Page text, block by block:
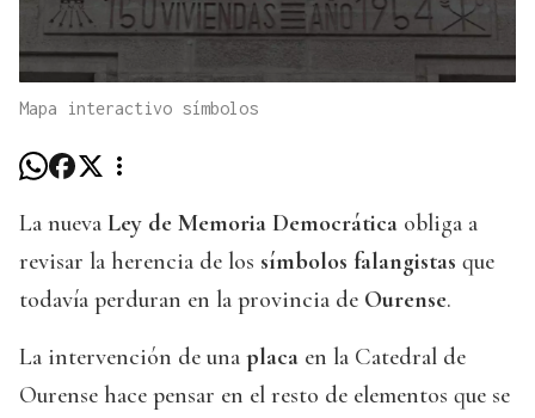
Mapa interactivo símbolos
La nueva Ley de Memoria Democrática obliga a
revisar la herencia de los símbolos falangistas que
todavía perduran en la provincia de Ourense.
La intervención de una placa en la Catedral de
Ourense hace pensar en el resto de elementos que se